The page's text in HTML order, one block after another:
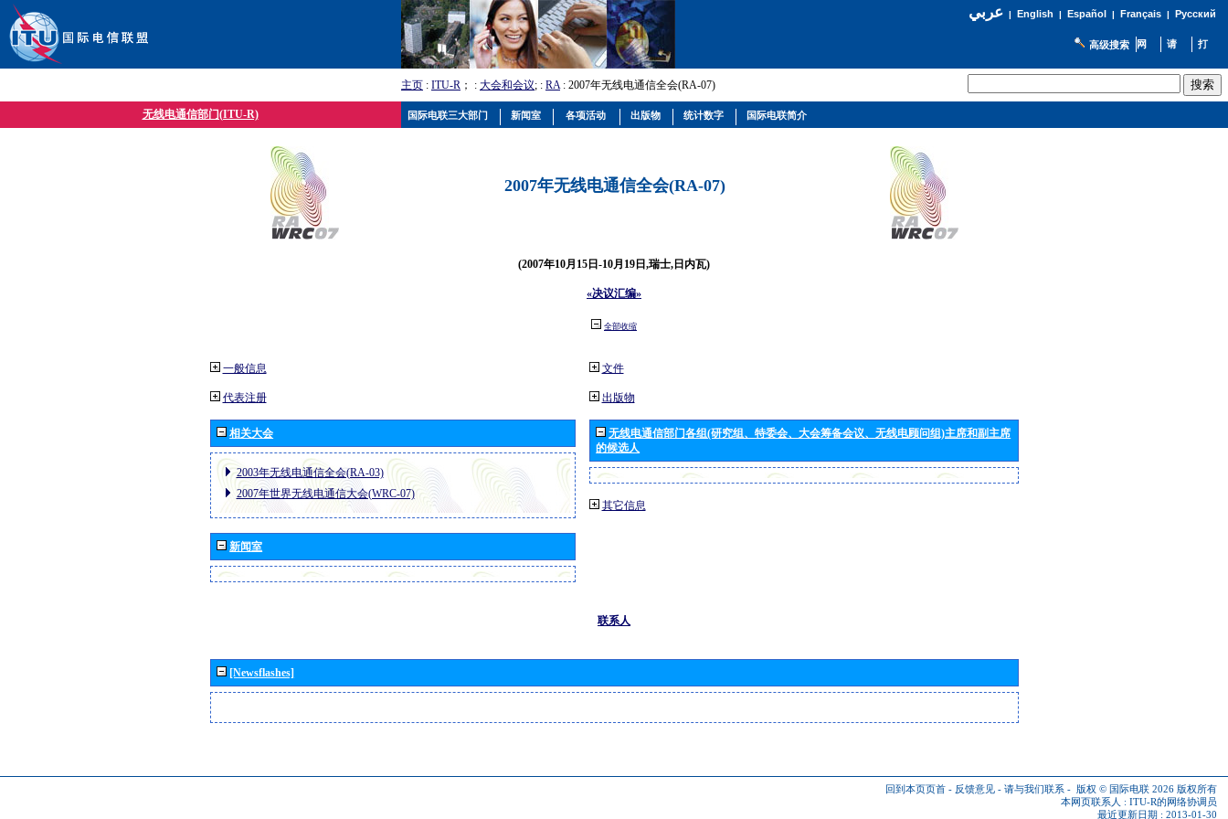
عربي| English | Español | Français| Русский
高级搜索
主页 : ITU-R ； : 大会和会议; : RA: 2007年无线电通信全会(RA-07)
无线电通信部门(ITU-R)
2007年无线电通信全会(RA-07)
(2007年10月15日-10月19日,瑞士,日内瓦)
«决议汇编»
全部收缩
一般信息
代表注册
相关大会
2003年无线电通信全会(RA-03)
2007年世界无线电通信大会(WRC-07)
新闻室
文件
出版物
无线电通信部门各组(研究组、特委会、大会筹备会议、无线电顾问组)主席和副主席
的候选人
其它信息
联系人
[Newsflashes]
回到本页页首 - 反馈意见 - 请与我们联系 - 版权 © 国际电联 2026 版权所有
本网页联系人 : ITU-R的网络协调员
最近更新日期 : 2013-01-30
国际电联三大部门 新闻室 各项活动 出版物 统计数字 国际电联简介